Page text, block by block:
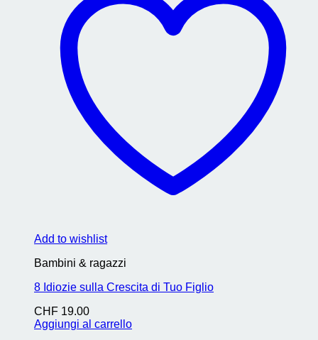
Add to wishlist
Bambini & ragazzi
8 Idiozie sulla Crescita di Tuo Figlio
CHF 19.00
Aggiungi al carrello